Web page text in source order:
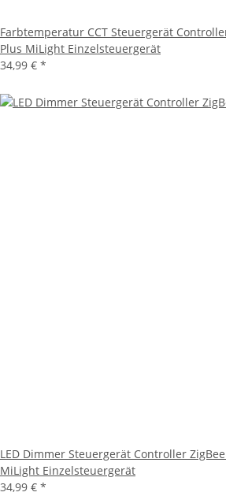
Farbtemperatur CCT Steuergerät
Plus MiLight Einzelsteuergerät
34,99 € *
LED Dimmer Steuergerät Controller
MiLight Einzelsteuergerät
34,99 € *